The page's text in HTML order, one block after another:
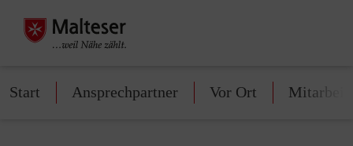
Start Ansprechpartner Vor Ort